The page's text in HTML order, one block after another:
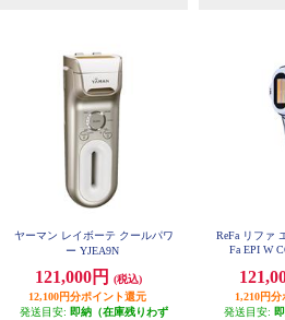
ヤーマン レイボーテ クールパワ
ー YJEA9N
121,000円
(税込)
12,100円分ポイント還元
発送目安: 即納（在庫残りわず
ReFa リファ
Fa EPI W
1,210円
発送目安: